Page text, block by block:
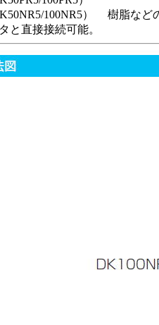
100NR5） 樹脂など
と直接接続可能。